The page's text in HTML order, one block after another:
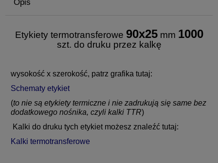
Opis
Etykiety termotransferowe 90x25mm 1000
szt. do druku przez kalkę
wysokość x szerokość, patrz grafika tutaj:
Schematy etykiet
(to nie są etykiety termiczne i nie zadrukują się same bez
dodatkowego nośnika, czyli kalki TTR)
Kalki do druku tych etykiet możesz znaleźć tutaj:
Kalki termotransferowe